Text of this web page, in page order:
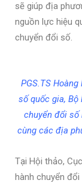
sẽ giúp địa
nguồn lực hiệu
chuyển đổi số.
PGS.TS
số quốc gia, Bộ
chuyển đổi số
cùng các địa
Tại Hội thảo,
hành chuyển